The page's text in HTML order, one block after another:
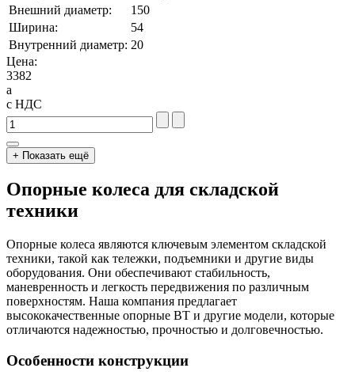
Внешний диаметр:
150
Ширина:
54
Внутренний диаметр: 20
Цена:
3382
a
с НДС
+ Показать ещё
Опорные колеса для складской
техники
Опорные колеса являются ключевым элементом складской
техники, такой как тележки, подъемники и другие виды
оборудования. Они обеспечивают стабильность,
маневренность и легкость передвижения по различным
поверхностям. Наша компания предлагает
высококачественные опорные BT и другие модели, которые
отличаются надежностью, прочностью и долговечностью.
Особенности конструкции